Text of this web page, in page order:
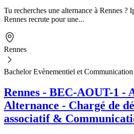
Tu recherches une alternance à Rennes ?
Rennes recrute pour une...
Rennes
Bachelor Evènementiel et Communication
Rennes - BEC-AOUT-1 -
Alternance - Chargé de
associatif &